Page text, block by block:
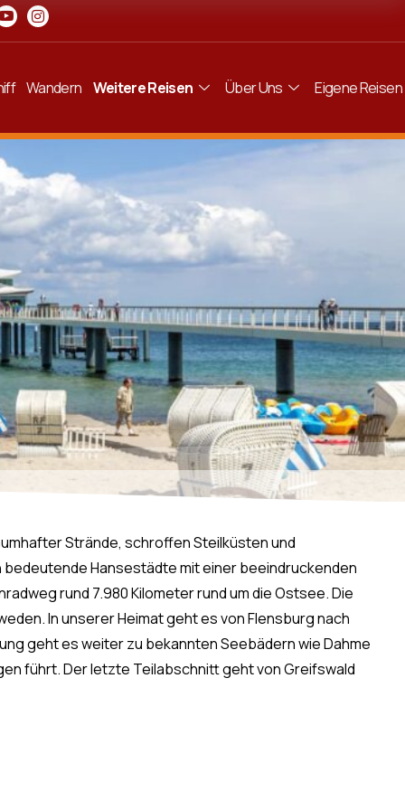
Wandern Weitere Reisen Über Uns Eigene Reisen
Strände, schroffen Steilküsten und
Hansestädte mit einer beeindruckenden
rund 7.980 Kilometer rund um die Ostsee. Die
In unserer Heimat geht es von Flensburg nach
geht es weiter zu bekannten Seebädern wie Dahme
führt. Der letzte Teilabschnitt geht von Greifswald